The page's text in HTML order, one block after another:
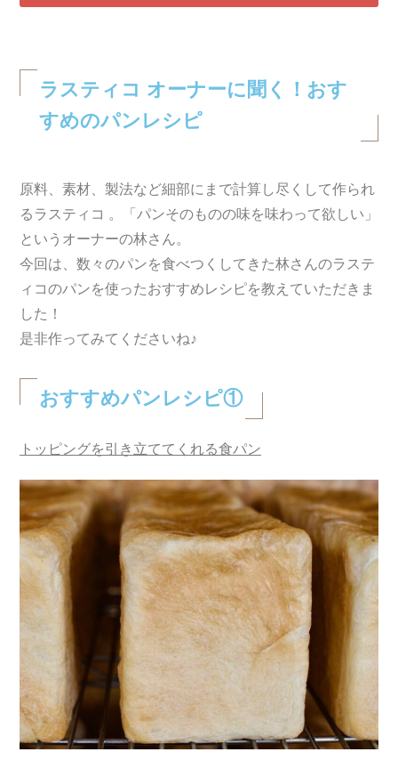
ラスティコ オーナーに聞く！おす
すめのパンレシピ
原料、素材、製法など細部にまで計算し尽くして作られ
るラスティコ 。「パンそのものの味を味わって欲しい」
というオーナーの林さん。
今回は、数々のパンを食べつくしてきた林さんのラステ
ィコのパンを使ったおすすめレシピを教えていただきま
した！
是非作ってみてくださいね♪
おすすめパンレシピ①
トッピングを引き立ててくれる食パン